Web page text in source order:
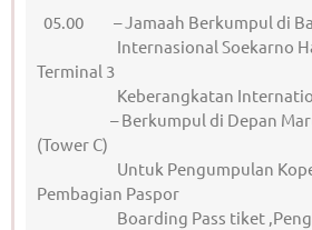
05.00 – Jamaah Berkumpul di
Internasional Soekarno
Terminal 3
Keberangkatan
– Berkumpul di Depan
(Tower C)
Untuk Pengumpulan Koper
Pembagian Paspor
Boarding Pass tiket